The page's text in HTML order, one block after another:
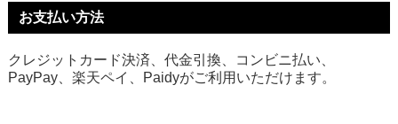
お支払い方法
クレジットカード決済、代金引換、コンビニ払い、
PayPay、楽天ペイ、Paidyがご利用いただけます。